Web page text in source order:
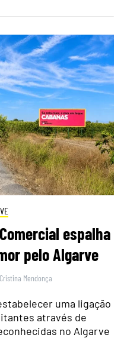
espalha
pelo Algarve
Cristina Mendonça
uma ligação
através de
no Algarve